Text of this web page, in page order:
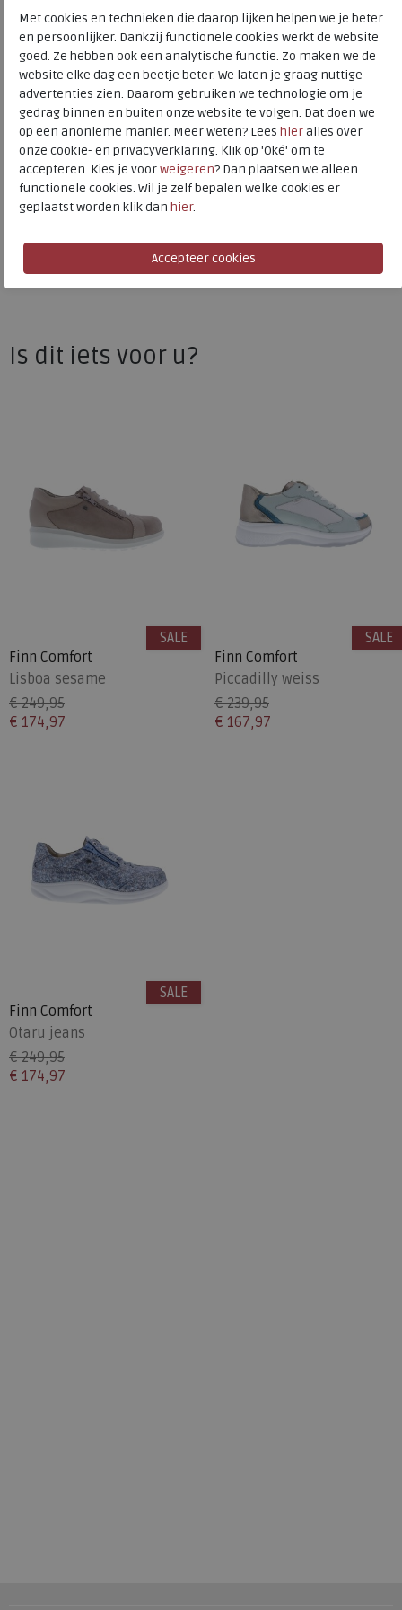
Finn Comfort
Toon alles vanFinn Comfort
Naar allesneakers / veterschoenen
Bestelcode
234.29.000025
Kleur
Truffle
Materiaal
Leer en nubuck
Uitneembaar voetbed
ja
Is dit iets voor u?
Finn Comfort
Lisboa sesame
€ 249,95
€ 174,97
SALE
Finn Comfort
Piccadilly weiss
€ 239,95
€ 167,97
SALE
Finn Comfort
Otaru jeans
€ 249,95
€ 174,97
SALE
Met cookies en technieken die daarop lijken helpen we je beter
en persoonlijker. Dankzij functionele cookies werkt de website
goed. Ze hebben ook een analytische functie. Zo maken we de
website elke dag een beetje beter. We laten je graag nuttige
advertenties zien. Daarom gebruiken we technologie om je
gedrag binnen en buiten onze website te volgen. Dat doen we
op een anonieme manier. Meer weten? Lees hieralles over
onze cookie- en privacyverklaring. Klik op 'Oké' om te
accepteren. Kies je voorweigeren? Dan plaatsen we alleen
functionele cookies. Wil je zelf bepalen welke cookies er
geplaatst worden klik dan hier.